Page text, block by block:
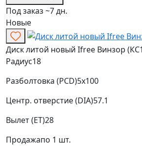
Под заказ ~7 дн.
Новые
Диск литой новый Ifree Винзор
Радиус18
Разболтовка (PCD)5x100
Центр. отверстие (DIA)57.1
Вылет (ET)28
Продажапо 1 шт.